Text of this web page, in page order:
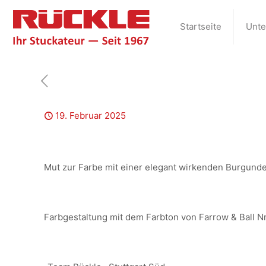
Startseite
19. Februar 2025
Mut zur Farbe mit einer elegant wirkenden
Farbgestaltung mit dem Farbton von Farrow & Ball